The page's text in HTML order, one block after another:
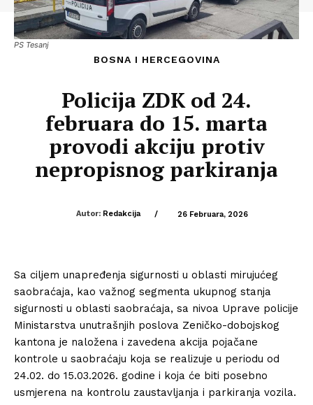
PS Tesanj
BOSNA I HERCEGOVINA
Policija ZDK od 24.
februara do 15. marta
provodi akciju protiv
nepropisnog parkiranja
Autor: Redakcija / 26 Februara, 2026
Sa ciljem unapređenja sigurnosti u oblasti mirujućeg
saobraćaja, kao važnog segmenta ukupnog stanja
sigurnosti u oblasti saobraćaja, sa nivoa Uprave policije
Ministarstva unutrašnjih poslova Zeničko-dobojskog
kantona je naložena i zavedena akcija pojačane
kontrole u saobraćaju koja se realizuje u periodu od
24.02. do 15.03.2026. godine i koja će biti posebno
usmjerena na kontrolu zaustavljanja i parkiranja vozila.